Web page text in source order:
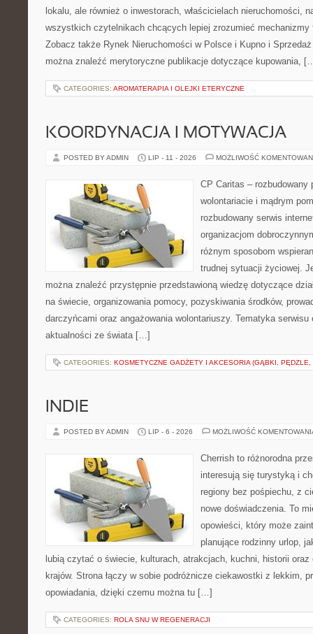
lokalu, ale również o inwestorach, właścicielach nieruchomości,
wszystkich czytelnikach chcących lepiej zrozumieć mechanizmy
Zobacz także Rynek Nieruchomości w Polsce i Kupno i
można znaleźć merytoryczne publikacje dotyczące kupowania,
CATEGORIES: AROMATERAPIA I OLEJKI ETERYCZNE
KOORDYNACJA I MOTYWACJA
POSTED BY ADMIN LIP - 11 - 2026 MOŻLIWOŚĆ
CP Caritas – rozbudowany
wolontariacie i mądrym
rozbudowany serwis
organizacjom
różnym sposobom
trudnej sytuacji życiowej.
można znaleźć przystępnie przedstawioną wiedzę dotyczące
na świecie, organizowania pomocy, pozyskiwania środków,
darczyńcami oraz angażowania wolontariuszy. Tematyka
aktualności ze świata […]
CATEGORIES: KOSMETYCZNE GADŻETY I AKCESORIA (GĄBKI, PĘDZLE,
INDIE
POSTED BY ADMIN LIP - 6 - 2026 MOŻLIWOŚĆ
Cherrish to różnorodna
interesują się turystyką i
regiony bez pośpiechu, z
nowe doświadczenia. To
opowieści, który może
planujące rodzinny urlop,
lubią czytać o świecie, kulturach, atrakcjach, kuchni, historii
krajów. Strona łączy w sobie podróżnicze ciekawostki z lekkim,
opowiadania, dzięki czemu można tu […]
CATEGORIES: ROLA SNU W REGENERACJI